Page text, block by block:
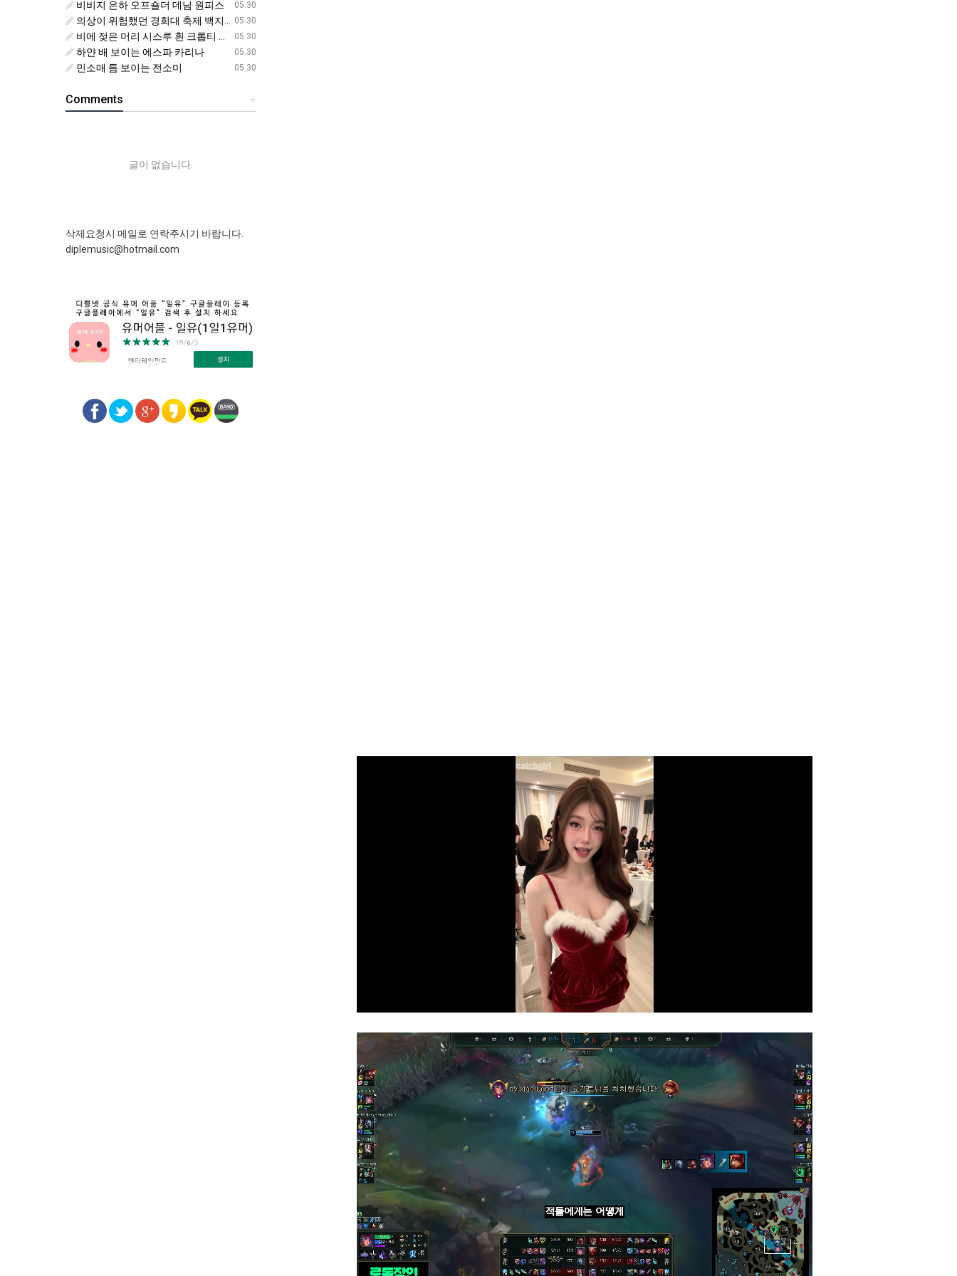
05.30
비비지 은하 오프숄더 데님 원피스
05.30
의상이 위험했던 경희대 축제 백지헌
05.30
비에 젖은 머리 시스루 흰 크롭티 에스파 닝닝
05.30
하얀 배 보이는 에스파 카리나
05.30
민소매 틈 보이는 전소미
+
Comments
글이 없습니다.
삭제요청시 메일로 연락주시기 바랍니다.
diplemusic@hotmail.com